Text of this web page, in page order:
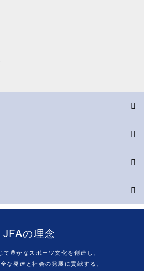
JFAの理念
て豊かなスポーツ文化を創造し、
な発達と社会の発展に貢献する。